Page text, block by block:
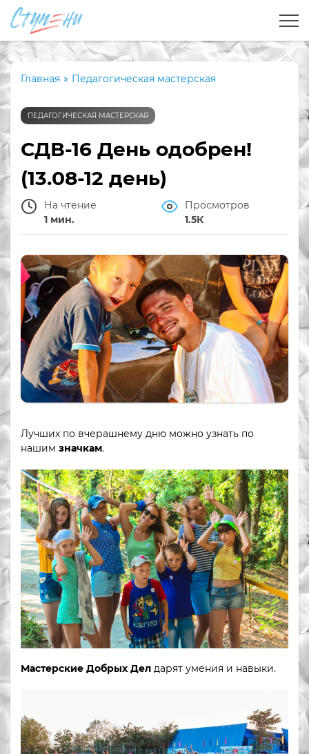
Главная » Педагогическая мастерская
ПЕДАГОГИЧЕСКАЯ МАСТЕРСКАЯ
СДВ-16 День одобрен!
(13.08-12 день)
На чтение
1 мин.
Просмотров
1.5К
Лучших по вчерашнему дню можно узнать по
нашим значкам.
Мастерские Добрых Дел дарят умения и навыки.